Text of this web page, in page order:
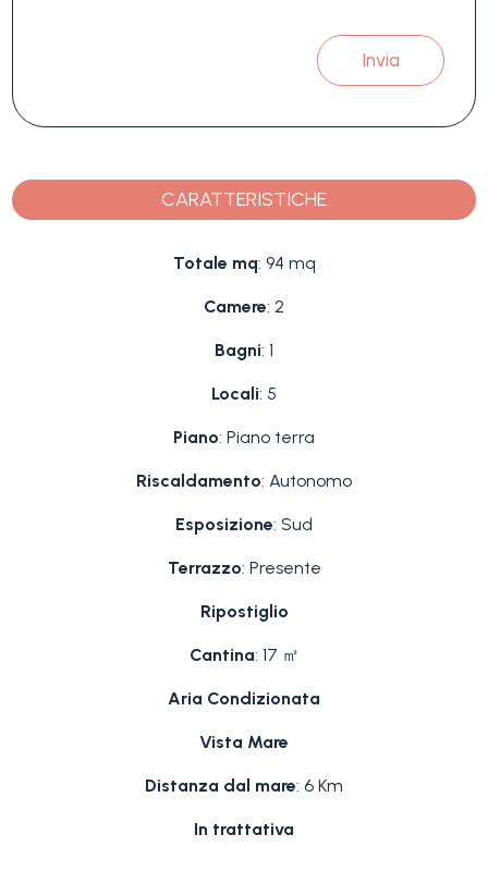
Invia
CARATTERISTICHE
Totale mq: 94 mq
Camere: 2
Bagni: 1
Locali: 5
Piano: Piano terra
Riscaldamento: Autonomo
Esposizione: Sud
Terrazzo: Presente
Ripostiglio
Cantina: 17 ㎡
Aria Condizionata
Vista Mare
Distanza dal mare: 6 Km
In trattativa